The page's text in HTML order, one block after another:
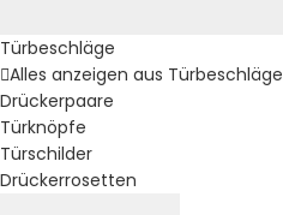
Türbeschläge
Alles anzeigen aus Türbeschläge
Drückerpaare
Türknöpfe
Türschilder
Drückerrosetten